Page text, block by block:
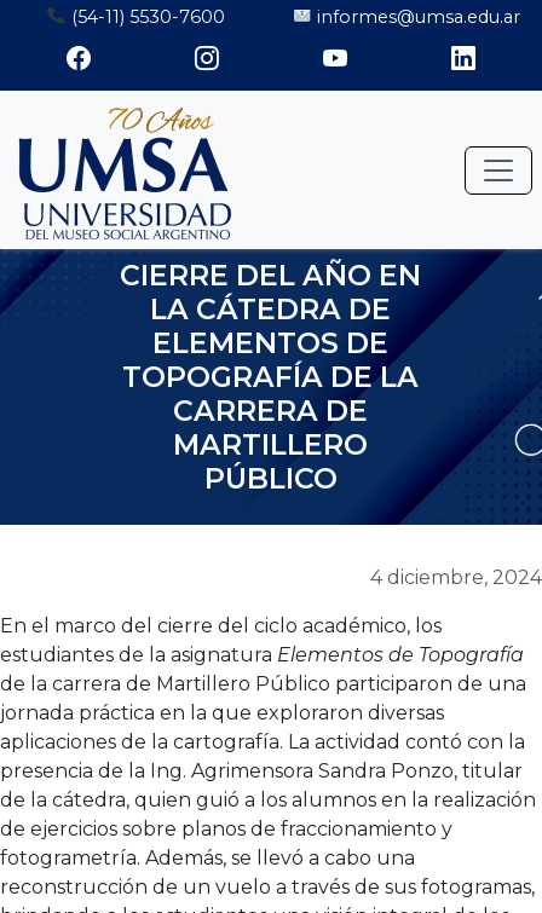
Saltar
contenido
(54-11) 5530-7600 informes@umsa.edu.ar
CIERRE DEL AÑO EN
LA CÁTEDRA DE
ELEMENTOS DE
TOPOGRAFÍA DE LA
CARRERA DE
MARTILLERO
PÚBLICO
4 diciembre, 2024
En el marco del cierre del ciclo académico, los
estudiantes de la asignatura Elementos de Topografía
de la carrera de Martillero Público participaron de una
jornada práctica en la que exploraron diversas
aplicaciones de la cartografía. La actividad contó con la
presencia de la Ing. Agrimensora Sandra Ponzo, titular
de la cátedra, quien guió a los alumnos en la realización
de ejercicios sobre planos de fraccionamiento y
fotogrametría. Además, se llevó a cabo una
reconstrucción de un vuelo a través de sus fotogramas,